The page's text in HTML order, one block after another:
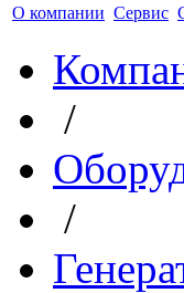
О компании Сервис
/
/